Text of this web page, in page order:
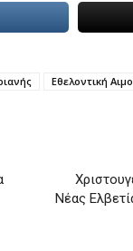
Εθελοντική
Νέας